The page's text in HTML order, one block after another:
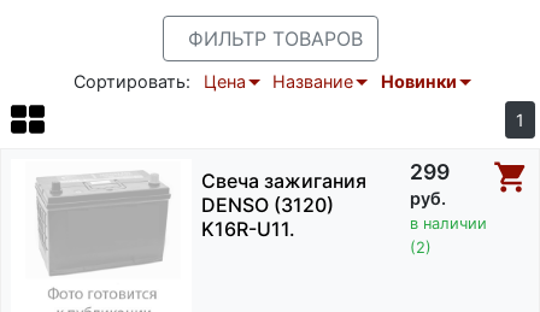
ФИЛЬТР ТОВАРОВ
Сортировать: Цена Название
Новинки
1
Свеча зажигания
DENSO (3120)
K16R-U11.
299
руб.
в наличии
(2)